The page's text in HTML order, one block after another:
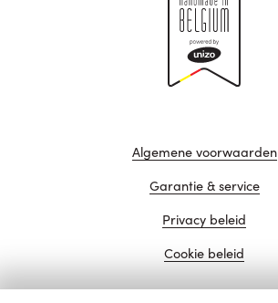
Algemene voorwaarden
Garantie & service
Privacy beleid
Cookie beleid